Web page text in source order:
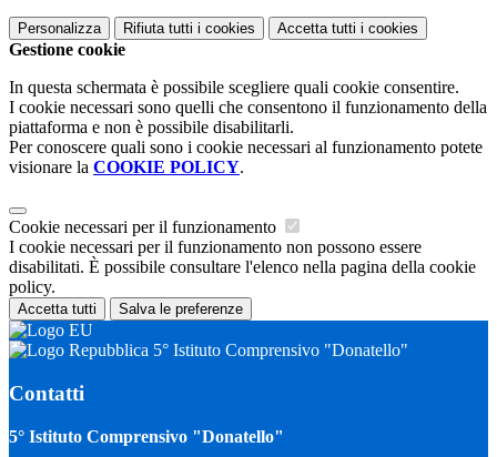
Personalizza Rifiuta tutti i cookies Accetta tutti i cookies
Gestione cookie
In questa schermata è possibile scegliere quali cookie consentire.
I cookie necessari sono quelli che consentono il funzionamento della
piattaforma e non è possibile disabilitarli.
Per conoscere quali sono i cookie necessari al funzionamento potete
visionare la COOKIE POLICY.
Cookie necessari per il funzionamento
I cookie necessari per il funzionamento non possono essere
disabilitati. È possibile consultare l'elenco nella pagina della cookie
policy.
Accetta tutti Salva le preferenze
5° Istituto Comprensivo "Donatello"
Contatti
5° Istituto Comprensivo "Donatello"